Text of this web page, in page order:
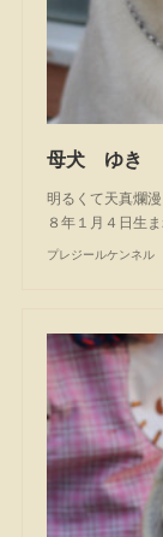
母犬 ゆき
明るくて天真爛
８年１月４日生
プレジールケンネル